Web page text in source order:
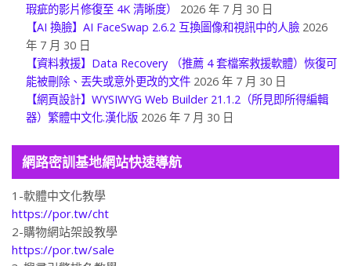
瑕疵的影片修復至 4K 清晰度）
2026 年 7 月 30 日
【AI 換臉】AI FaceSwap 2.6.2 互換圖像和視訊中的人臉 2026
年 7 月 30 日
【資料救援】Data Recovery （推薦 4 套檔案救援軟體）恢復可
能被刪除、丟失或意外更改的文件 2026 年 7 月 30 日
【網頁設計】WYSIWYG Web Builder 21.1.2（所見即所得編輯
器）繁體中文化.漢化版 2026 年 7 月 30 日
網路密訓基地網站快速導航
1-軟體中文化教學
https://por.tw/cht
2-購物網站架設教學
https://por.tw/sale